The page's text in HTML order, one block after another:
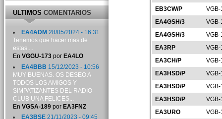
EB3CW/P
EA4GSH/3
EA4GSH/3
EA3RP
EA3CH/P
EA3HSD/P
EA3HSD/P
EA3HSD/P
EA3URO
ULTIMOSCOMENTARIOS
EA4ADM 28/05/2024 - 16:31
Tenemos que hacer mas de
estas....
En VGGU-173por EA4LO
EA4BBB 15/12/2023 - 10:56
MUY BUENAS. OS DESEO A
TODOS LOS AMIGOS Y
SIMPATIZANTES DEL RADIO
CLUB UNA FELICES...
En VGSA-189por EA3FNZ
EA3BSE21/11/2023 - 09:45